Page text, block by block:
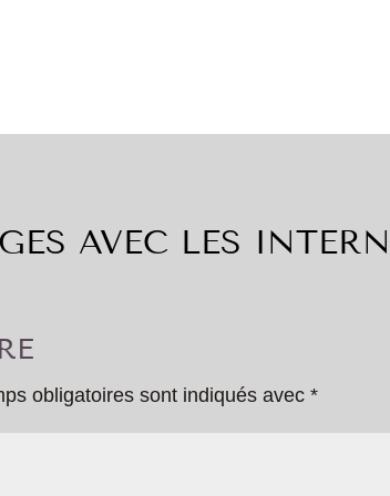
AVEC LES
obligatoires sont indiqués avec*